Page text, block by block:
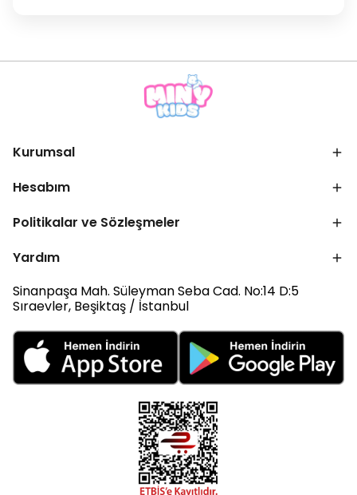
Kurumsal
Hesabım
Politikalar ve Sözleşmeler
Yardım
Sinanpaşa Mah. Süleyman Seba Cad. No:14 D:5
Sıraevler, Beşiktaş / İstanbul